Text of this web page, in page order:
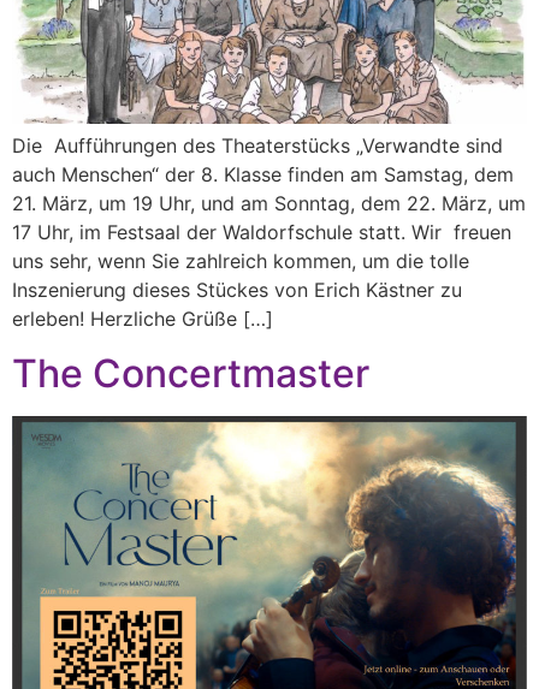
Die Aufführungen des Theaterstücks „Verwandte sind
auch Menschen“ der 8. Klasse finden am Samstag, dem
21. März, um 19 Uhr, und am Sonntag, dem 22. März, um
17 Uhr, im Festsaal der Waldorfschule statt. Wir freuen
uns sehr, wenn Sie zahlreich kommen, um die tolle
Inszenierung dieses Stückes von Erich Kästner zu
erleben! Herzliche Grüße […]
The Concertmaster